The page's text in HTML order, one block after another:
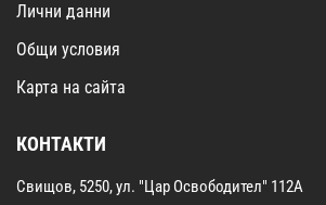
Лични данни
Общи условия
Карта на сайта
КОНТАКТИ
Свищов, 5250, ул. "Цар Освободител" 112А